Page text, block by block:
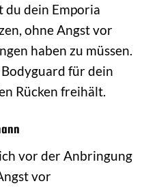
du dein Emporia
ohne Angst vor
haben zu müssen.
für dein
Rücken freihält.
vor der Anbringung
vor